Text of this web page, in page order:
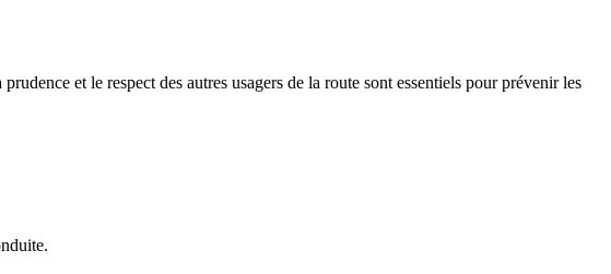
et le respect des autres usagers de la route sont essentiels pour prévenir les